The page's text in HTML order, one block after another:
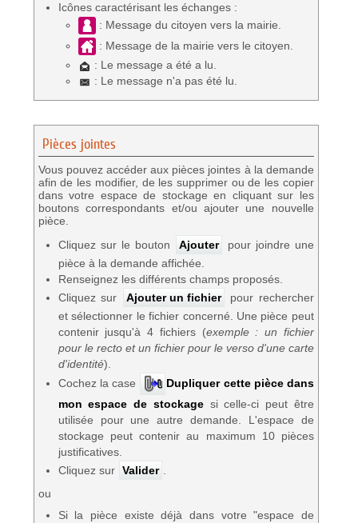
Icônes caractérisant les échanges :
: Message du citoyen vers la mairie.
: Message de la mairie vers le citoyen.
: Le message a été a lu.
: Le message n'a pas été lu.
Pièces jointes
Vous pouvez accéder aux pièces jointes à la demande
afin de les modifier, de les supprimer ou de les copier
dans votre espace de stockage en cliquant sur les
boutons correspondants et/ou ajouter une nouvelle
pièce.
Cliquez sur le bouton
Ajouter
pour joindre une
pièce à la demande affichée.
Renseignez les différents champs proposés.
Cliquez sur
Ajouter un fichier
pour rechercher
et sélectionner le fichier concerné. Une pièce peut
contenir jusqu'à 4 fichiers (exemple : un fichier
pour le recto et un fichier pour le verso d'une carte
d'identité).
Cochez la case
Dupliquer cette pièce dans
mon espace de stockagesi celle-ci peut être
utilisée pour une autre demande. L'espace de
stockage peut contenir au maximum 10 pièces
justificatives.
Cliquez sur Valider
ou
Si la pièce existe déjà dans votre "espace de